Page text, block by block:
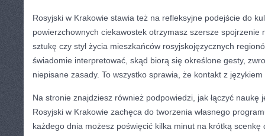
Rosyjski w Krakowie stawia też na refleksyjne podejście do
powierzchownych ciekawostek otrzymasz szersze spojrzenie
sztukę czy styl życia mieszkańców rosyjskojęzycznych
świadomie interpretować, skąd biorą się określone gesty,
niepisane zasady. To wszystko sprawia, że kontakt z
Na stronie znajdziesz również podpowiedzi, jak łączyć naukę
Rosyjski w Krakowie zachęca do tworzenia własnego
każdego dnia możesz poświęcić kilka minut na krótką scenkę